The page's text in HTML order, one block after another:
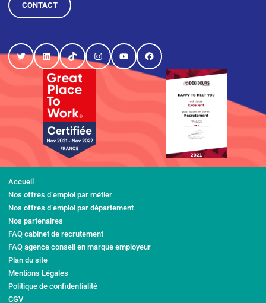
CONTACT
TwitterLinkedInTikTokInstagram
YouTubeFacebook
Accueil
Nos offres d’emploi par métier
Nos offres d’emploi par département
Nos partenaires
FAQ cabinet de recrutement
FAQ agence conseil en marque employeur
Plan du site
Mentions Légales
Politique de confidentialité
CGV